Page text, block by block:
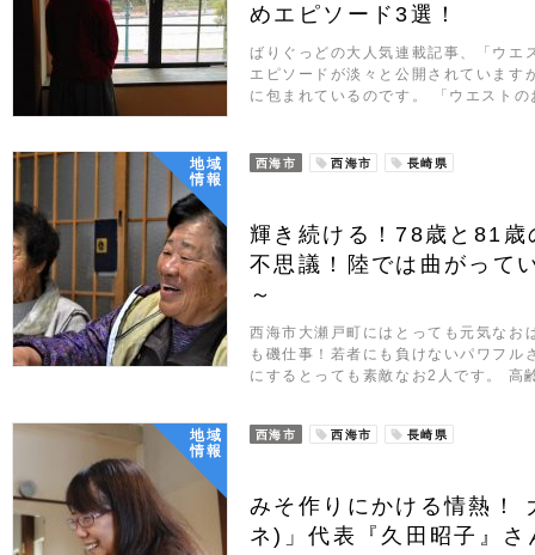
めエピソード3選！
ばりぐっどの大人気連載記事、「ウエ
エピソードが淡々と公開されていま
に包まれているのです。 「ウエスト
地域
情報
西海市 西海市 長崎県
輝き続ける！78歳と81
不思議！陸では曲がって
～
西海市大瀬戸町にはとっても元気なお
も磯仕事！若者にも負けないパワフ
にするとっても素敵なお2人です。
地域
情報
西海市 西海市 長崎県
みそ作りにかける情熱！
ネ)」代表『久田昭子』さ